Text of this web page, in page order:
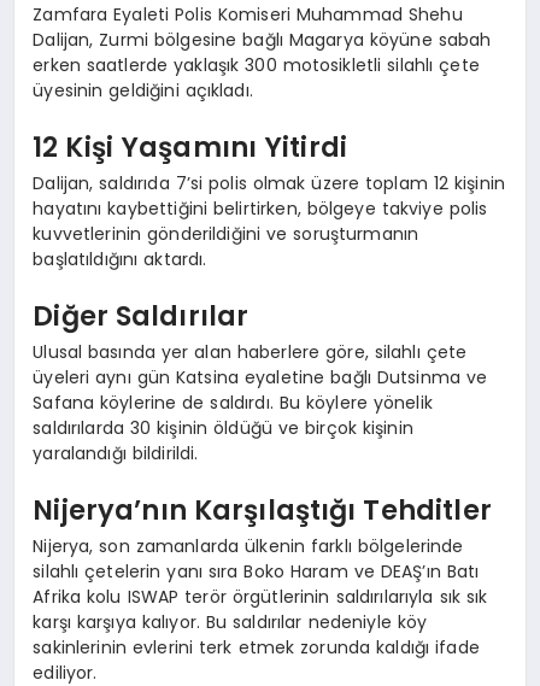
Zamfara Eyaleti Polis Komiseri Muhammad Shehu
Dalijan, Zurmi bölgesine bağlı Magarya köyüne sabah
erken saatlerde yaklaşık 300 motosikletli silahlı çete
üyesinin geldiğini açıkladı.
12 Kişi Yaşamını Yitirdi
Dalijan, saldırıda 7’si polis olmak üzere toplam 12 kişinin
hayatını kaybettiğini belirtirken, bölgeye takviye polis
kuvvetlerinin gönderildiğini ve soruşturmanın
başlatıldığını aktardı.
Diğer Saldırılar
Ulusal basında yer alan haberlere göre, silahlı çete
üyeleri aynı gün Katsina eyaletine bağlı Dutsinma ve
Safana köylerine de saldırdı. Bu köylere yönelik
saldırılarda 30 kişinin öldüğü ve birçok kişinin
yaralandığı bildirildi.
Nijerya’nın Karşılaştığı Tehditler
Nijerya, son zamanlarda ülkenin farklı bölgelerinde
silahlı çetelerin yanı sıra Boko Haram ve DEAŞ’ın Batı
Afrika kolu ISWAP terör örgütlerinin saldırılarıyla sık sık
karşı karşıya kalıyor. Bu saldırılar nedeniyle köy
sakinlerinin evlerini terk etmek zorunda kaldığı ifade
ediliyor.